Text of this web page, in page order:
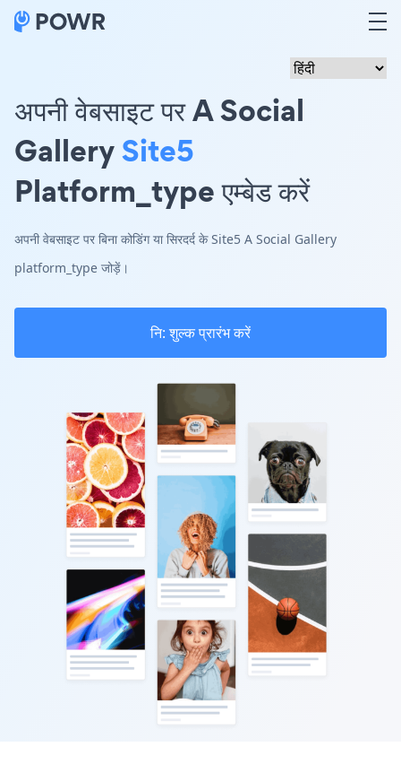
अपनी वेबसाइट पर A Social
GallerySite5
Platform_type एम्बेड करें
अपनी वेबसाइट पर बिना कोडिंग या सिरदर्द के Site5 A Social Gallery
platform_type जोड़ें।
नि: शुल्क प्रारंभ करें